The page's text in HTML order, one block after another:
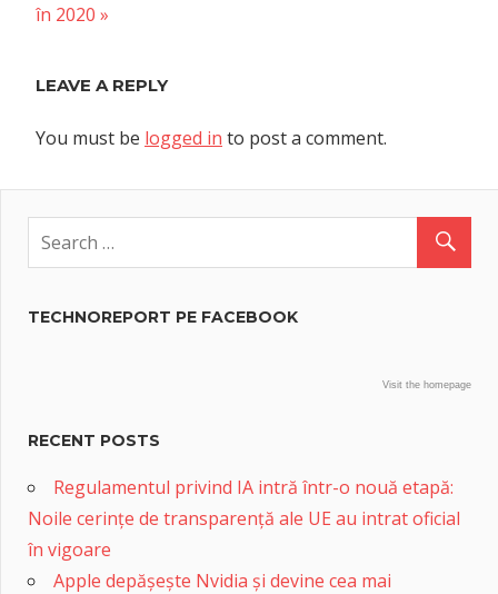
în 2020
LEAVE A REPLY
You must be logged in to post a comment.
TECHNOREPORT PE FACEBOOK
Visit the homepage
RECENT POSTS
Regulamentul privind IA intră într-o nouă etapă:
Noile cerințe de transparență ale UE au intrat oficial
în vigoare
Apple depășește Nvidia și devine cea mai